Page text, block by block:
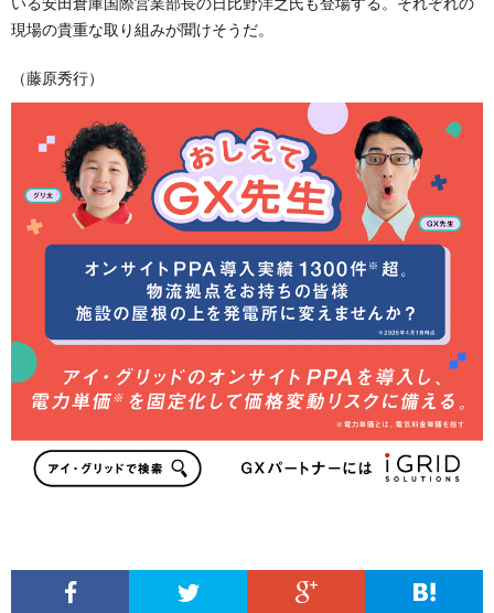
現場の貴重な取り組みが聞けそうだ。
（藤原秀行）